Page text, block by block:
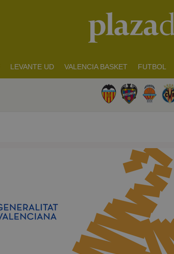
LEVANTE UD VALENCIA BASKET FUTBOL